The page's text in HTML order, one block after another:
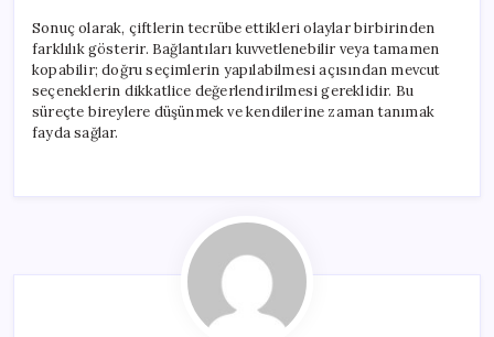
Sonuç olarak, çiftlerin tecrübe ettikleri olaylar birbirinden
farklılık gösterir. Bağlantıları kuvvetlenebilir veya tamamen
kopabilir; doğru seçimlerin yapılabilmesi açısından mevcut
seçeneklerin dikkatlice değerlendirilmesi gereklidir. Bu
süreçte bireylere düşünmek ve kendilerine zaman tanımak
fayda sağlar.